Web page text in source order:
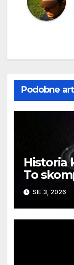
Podobne
Historia
To
SIE 3, 2026